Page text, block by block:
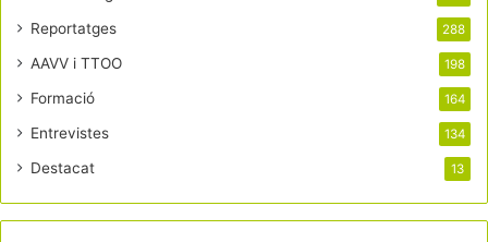
Reportatges 288
AAVV i TTOO 198
Formació 164
Entrevistes 134
Destacat 13